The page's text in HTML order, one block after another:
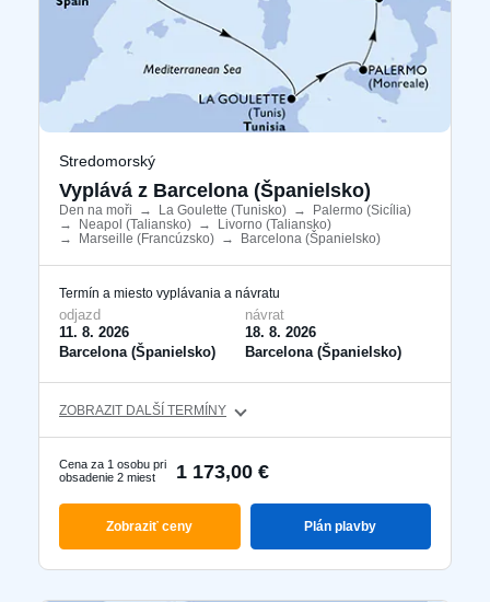
Stredomorský
Vyplává z Barcelona ​​(Španielsko)
Den na moři → La Goulette (Tunisko) → Palermo (Sicília)
→ Neapol (Taliansko) → Livorno (Taliansko)
→ Marseille (Francúzsko) → Barcelona ​​(Španielsko)
Termín a miesto vyplávania a návratu
odjazd
11. 8. 2026
Barcelona ​​(Španielsko)
návrat
18. 8. 2026
Barcelona ​​(Španielsko)
ZOBRAZIT DALŠÍ TERMÍNY
Cena za 1 osobu pri
obsadenie 2 miest
1 173,00 €
Zobraziť ceny Plán plavby